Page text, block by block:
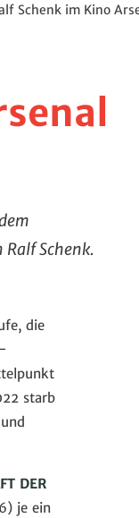
Schenk im Kino
Schenk.
die
starb
DER
je ein